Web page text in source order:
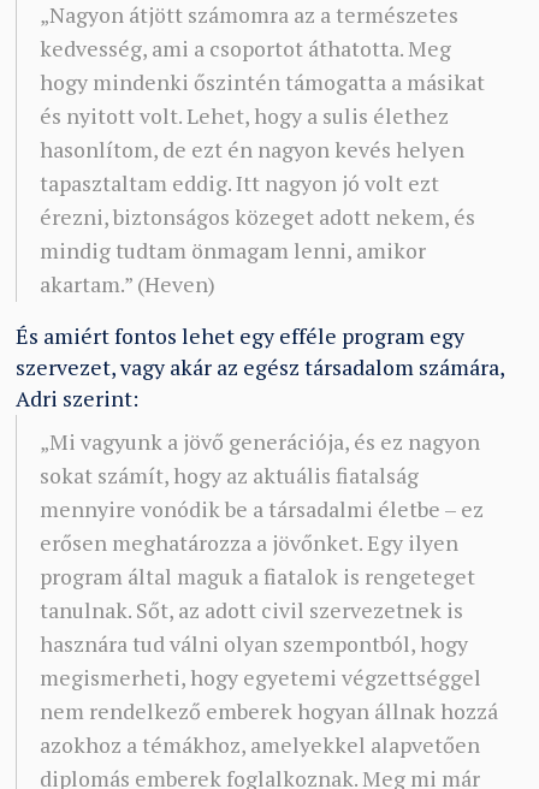
„Nagyon átjött számomra az a természetes
kedvesség, ami a csoportot áthatotta. Meg
hogy mindenki őszintén támogatta a másikat
és nyitott volt. Lehet, hogy a sulis élethez
hasonlítom, de ezt én nagyon kevés helyen
tapasztaltam eddig. Itt nagyon jó volt ezt
érezni, biztonságos közeget adott nekem, és
mindig tudtam önmagam lenni, amikor
akartam.” (Heven)
És amiért fontos lehet egy efféle program egy
szervezet, vagy akár az egész társadalom számára,
Adri szerint:
„Mi vagyunk a jövő generációja, és ez nagyon
sokat számít, hogy az aktuális fiatalság
mennyire vonódik be a társadalmi életbe – ez
erősen meghatározza a jövőnket. Egy ilyen
program által maguk a fiatalok is rengeteget
tanulnak. Sőt, az adott civil szervezetnek is
hasznára tud válni olyan szempontból, hogy
megismerheti, hogy egyetemi végzettséggel
nem rendelkező emberek hogyan állnak hozzá
azokhoz a témákhoz, amelyekkel alapvetően
diplomás emberek foglalkoznak. Meg mi már